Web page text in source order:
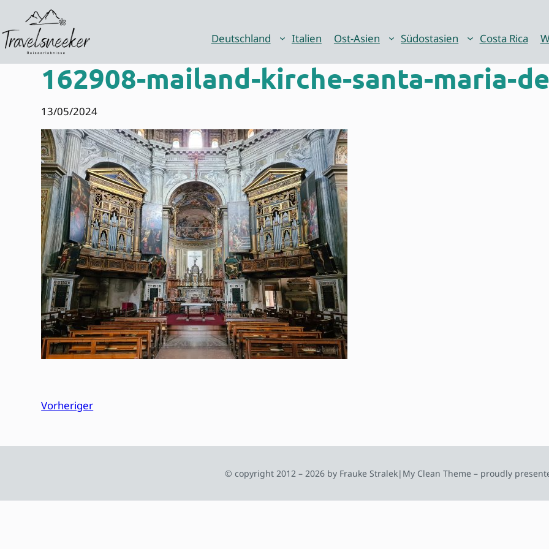
Inhalt
springen
Deutschland Italien Ost-Asien Südostasien Costa Rica
162908-mailand-kirche-santa-maria-
13/05/2024
Vorheriger
© copyright 2012 – 2026 by Frauke Stralek| My Clean Theme – proudly